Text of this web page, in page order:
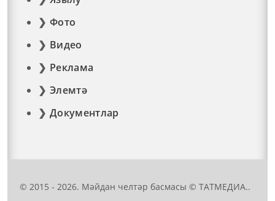
Фото
Видео
Реклама
Элемтә
Документлар
© 2015 - 2026. Мәйдан челтәр басмасы © ТАТМЕДИА..